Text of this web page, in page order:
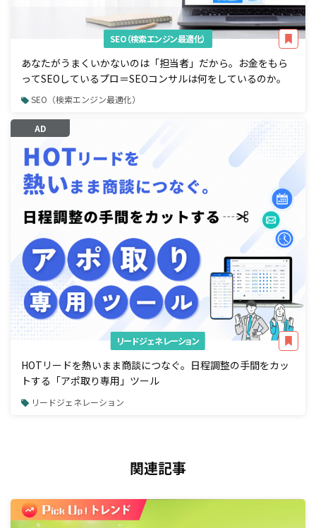
SEO（検索エンジン最適化）
あなたがうまくいかないのは「担当者」だから。お金をもら
ってSEOしているプロ＝SEOコンサルは何をしているのか。
SEO（検索エンジン最適化）
AD
リードジェネレーション
HOTリードを熱いまま商談につなぐ。日程調整の手間をカッ
トする「アポ取り専用」ツール
リードジェネレーション
関連記事